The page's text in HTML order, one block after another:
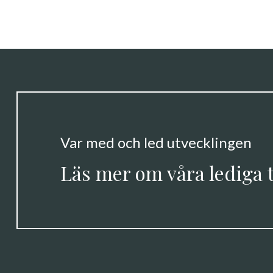
Var med och led utvecklingen
Läs mer om våra lediga